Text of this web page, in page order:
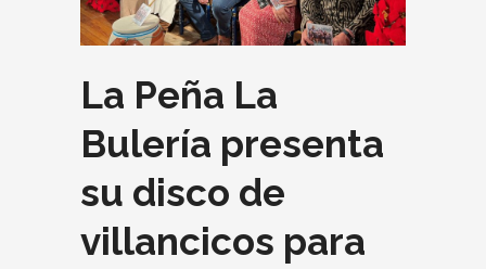
La Peña La
Bulería presenta
su disco de
villancicos para